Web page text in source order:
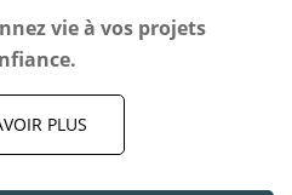
vie à vos projets
PLUS